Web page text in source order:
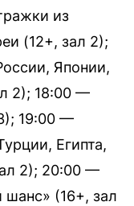
из
(12+, зал 2);
Японии,
2); 18:00 —
19:00 —
Египта,
2); 20:00 —
шанс» (16+, зал